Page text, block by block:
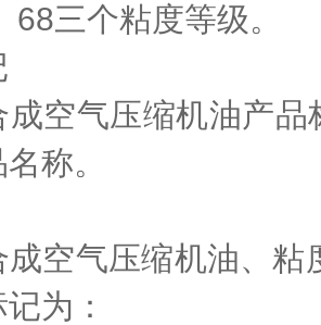
68三个粘度等级。
成空气压缩机油产
称。
成空气压缩机油、粘
为：